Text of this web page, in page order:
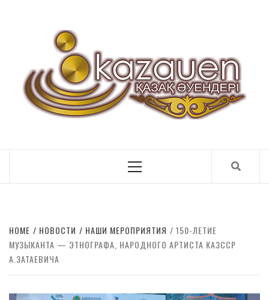
Menu
HOME НОВОСТИ НАШИ МЕРОПРИЯТИЯ
150-ЛЕТИЕ
МУЗЫКАНТА — ЭТНОГРАФА, НАРОДНОГО АРТИСТА КАЗССР
А.ЗАТАЕВИЧА